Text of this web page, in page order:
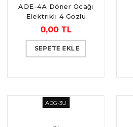
ADE-4A Döner Ocağı
Elektrikli 4 Gözlü
Alttan Motor
0,00 TL
SEPETE EKLE
ADG-3U